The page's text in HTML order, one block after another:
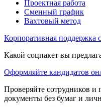
Проектная работа
Сменный график
Вахтовый метод
Корпоративная поддержка
Какой соцпакет вы
Оформляйте кандидатов
Проверяйте сотрудников и
документы без бумаг и